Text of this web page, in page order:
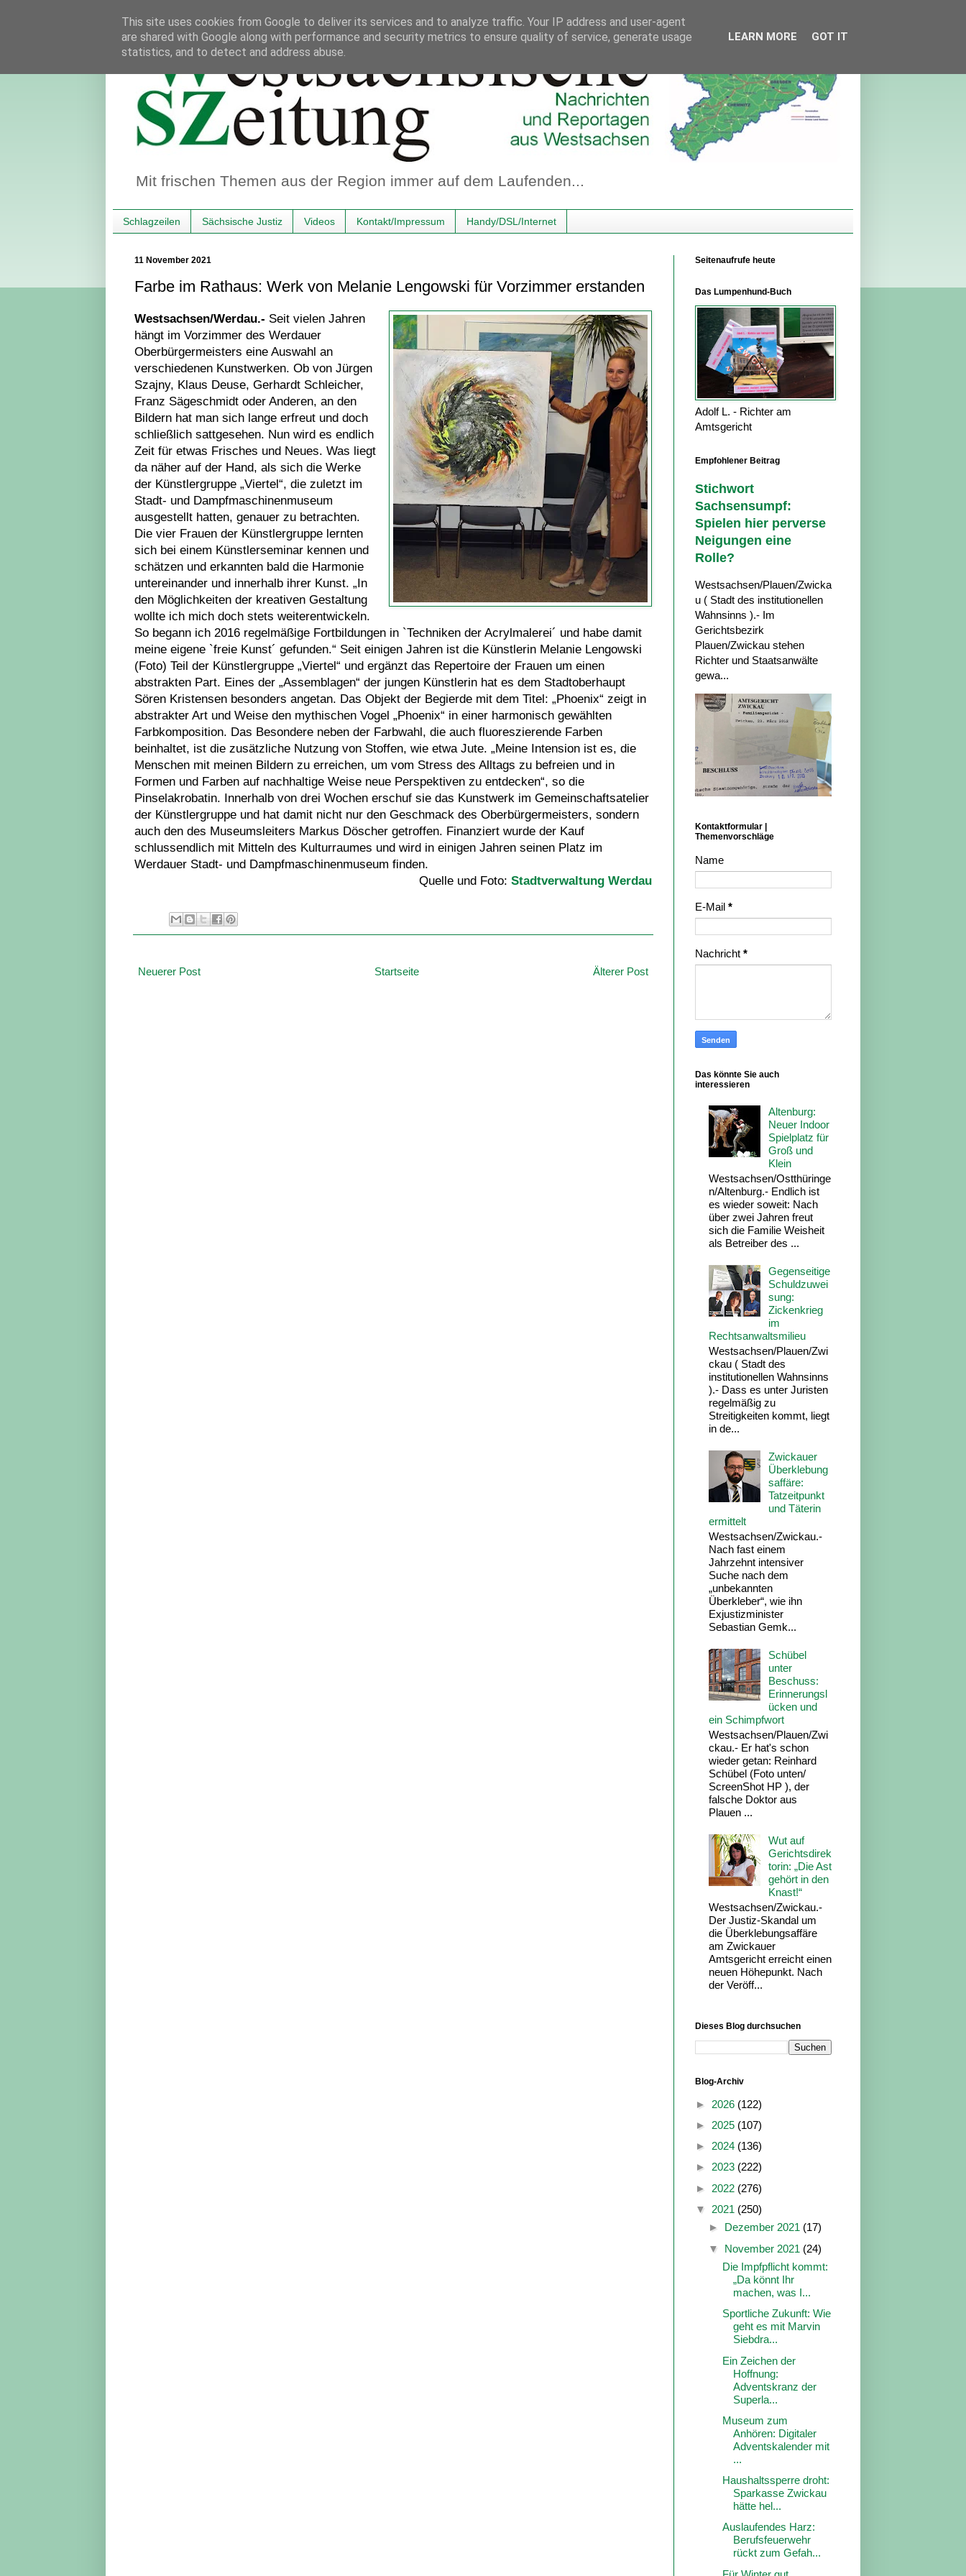
Mit frischen Themen aus der Region immer auf dem Laufenden...
Schlagzeilen Sächsische Justiz Videos Kontakt/Impressum Handy/DSL/Internet
11 November 2021
Farbe im Rathaus: Werk von Melanie Lengowski für Vorzimmer erstanden
Westsachsen/Werdau.- Seit vielen Jahren
hängt im Vorzimmer des Werdauer
Oberbürgermeisters eine Auswahl an
verschiedenen Kunstwerken. Ob von Jürgen
Szajny, Klaus Deuse, Gerhardt Schleicher,
Franz Sägeschmidt oder Anderen, an den
Bildern hat man sich lange erfreut und doch
schließlich sattgesehen. Nun wird es endlich
Zeit für etwas Frisches und Neues. Was liegt
da näher auf der Hand, als sich die Werke
der Künstlergruppe „Viertel“, die zuletzt im
Stadt- und Dampfmaschinenmuseum
ausgestellt hatten, genauer zu betrachten.
Die vier Frauen der Künstlergruppe lernten
sich bei einem Künstlerseminar kennen und
schätzen und erkannten bald die Harmonie
untereinander und innerhalb ihrer Kunst. „In
den Möglichkeiten der kreativen Gestaltung
wollte ich mich doch stets weiterentwickeln.
So begann ich 2016 regelmäßige Fortbildungen in `Techniken der Acrylmalerei´ und habe damit
meine eigene `freie Kunst´ gefunden.“ Seit einigen Jahren ist die Künstlerin Melanie Lengowski
(Foto) Teil der Künstlergruppe „Viertel“ und ergänzt das Repertoire der Frauen um einen
abstrakten Part. Eines der „Assemblagen“ der jungen Künstlerin hat es dem Stadtoberhaupt
Sören Kristensen besonders angetan. Das Objekt der Begierde mit dem Titel: „Phoenix“ zeigt in
abstrakter Art und Weise den mythischen Vogel „Phoenix“ in einer harmonisch gewählten
Farbkomposition. Das Besondere neben der Farbwahl, die auch fluoreszierende Farben
beinhaltet, ist die zusätzliche Nutzung von Stoffen, wie etwa Jute. „Meine Intension ist es, die
Menschen mit meinen Bildern zu erreichen, um vom Stress des Alltags zu befreien und in
Formen und Farben auf nachhaltige Weise neue Perspektiven zu entdecken“, so die
Pinselakrobatin. Innerhalb von drei Wochen erschuf sie das Kunstwerk im Gemeinschaftsatelier
der Künstlergruppe und hat damit nicht nur den Geschmack des Oberbürgermeisters, sondern
auch den des Museumsleiters Markus Döscher getroffen. Finanziert wurde der Kauf
schlussendlich mit Mitteln des Kulturraumes und wird in einigen Jahren seinen Platz im
Werdauer Stadt- und Dampfmaschinenmuseum finden.
Quelle und Foto: Stadtverwaltung Werdau
Neuerer Post Älterer Post
Startseite
Seitenaufrufe heute
Das Lumpenhund-Buch
Adolf L. - Richter am
Amtsgericht
Empfohlener Beitrag
Stichwort
Sachsensumpf:
Spielen hier perverse
Neigungen eine
Rolle?
Westsachsen/Plauen/Zwicka
u ( Stadt des institutionellen
Wahnsinns ).- Im
Gerichtsbezirk
Plauen/Zwickau stehen
Richter und Staatsanwälte
gewa...
Kontaktformular |
Themenvorschläge
Name
E-Mail *
Nachricht *
Das könnte Sie auch
interessieren
Altenburg:
Neuer Indoor
Spielplatz für
Groß und
Klein
Westsachsen/Ostthüringe
n/Altenburg.- Endlich ist
es wieder soweit: Nach
über zwei Jahren freut
sich die Familie Weisheit
als Betreiber des ...
Gegenseitige
Schuldzuwei
sung:
Zickenkrieg
im
Rechtsanwaltsmilieu
Westsachsen/Plauen/Zwi
ckau ( Stadt des
institutionellen Wahnsinns
).- Dass es unter Juristen
regelmäßig zu
Streitigkeiten kommt, liegt
in de...
Zwickauer
Überklebung
saffäre:
Tatzeitpunkt
und Täterin
ermittelt
Westsachsen/Zwickau.-
Nach fast einem
Jahrzehnt intensiver
Suche nach dem
„unbekannten
Überkleber“, wie ihn
Exjustizminister
Sebastian Gemk...
Schübel
unter
Beschuss:
Erinnerungsl
ücken und
ein Schimpfwort
Westsachsen/Plauen/Zwi
ckau.- Er hat's schon
wieder getan: Reinhard
Schübel (Foto unten/
ScreenShot HP ), der
falsche Doktor aus
Plauen ...
Wut auf
Gerichtsdirek
torin: „Die Ast
gehört in den
Knast!“
Westsachsen/Zwickau.-
Der Justiz-Skandal um
die Überklebungsaffäre
am Zwickauer
Amtsgericht erreicht einen
neuen Höhepunkt. Nach
der Veröff...
Dieses Blog durchsuchen
Blog-Archiv
► 2026 (122)
► 2025 (107)
► 2024 (136)
► 2023 (222)
► 2022 (276)
▼ 2021 (250)
► Dezember 2021 (17)
▼ November 2021 (24)
Die Impfpflicht kommt:
„Da könnt Ihr
machen, was I...
Sportliche Zukunft: Wie
geht es mit Marvin
Siebdra...
Ein Zeichen der
Hoffnung:
Adventskranz der
Superla...
Museum zum
Anhören: Digitaler
Adventskalender mit
...
Haushaltssperre droht:
Sparkasse Zwickau
hätte hel...
Auslaufendes Harz:
Berufsfeuerwehr
rückt zum Gefah...
This site uses cookies from Google to deliver its services and to analyze traffic. Your IP address and user-agent
are shared with Google along with performance and security metrics to ensure quality of service, generate usage
statistics, and to detect and address abuse.
LEARN MORE GOT IT